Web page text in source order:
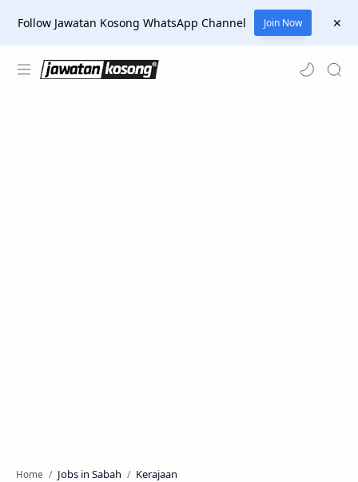
Follow Jawatan Kosong WhatsApp Channel Join Now
Home Jobs in Sabah Kerajaan